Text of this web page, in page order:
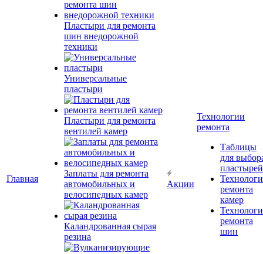
Главная
Пластыри для ремонта
шин внедорожной
техники
Универсальные
пластыри
Пластыри для ремонта
вентилей камер
Заплаты для ремонта
автомобильных и
велосипедных камер
Каландрованная сырая
резина
Акции
Технологии
ремонта
Таблицы
для
пластырей
ремонта
камер
ремонта
шин